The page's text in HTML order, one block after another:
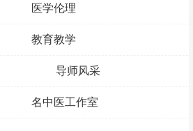
医学伦理
教育教学
导师风采
名中医工作室